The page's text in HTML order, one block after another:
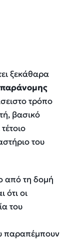
ξεκάθαρα
παράνομης
τρόπο
βασικό
του
από τη δομή
ότι οι
του
παραπέμπουν